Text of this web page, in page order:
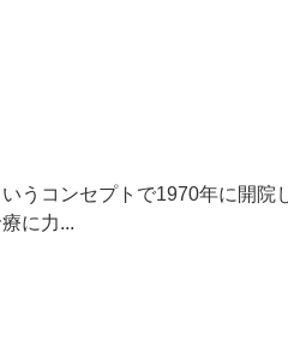
うコンセプトで1970年に開院
に力...